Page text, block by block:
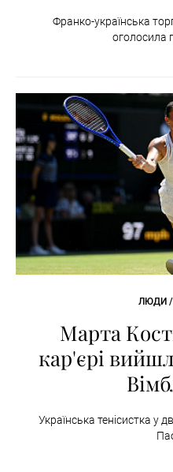
Франко-українська
оголосила
ЛЮДИ
Марта
кар'єрі
Українська тенісистка у